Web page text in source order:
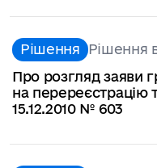
Рішення Рішення
Про розгляд заяви
на перереєстрацію
15.12.2010 № 603